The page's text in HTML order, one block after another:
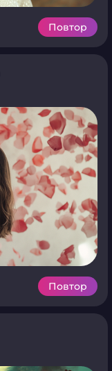
Повтор
Повтор